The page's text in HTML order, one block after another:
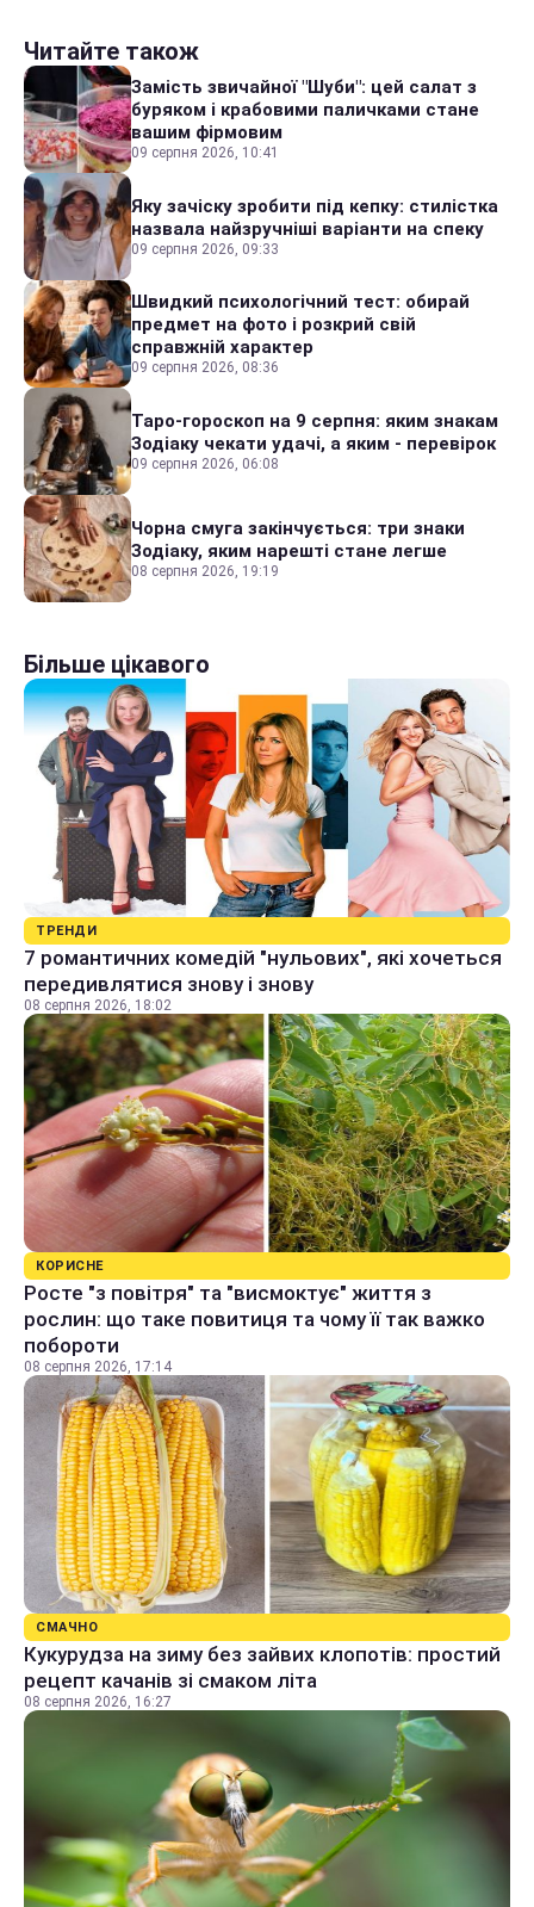
Читайте також
Замість звичайної "Шуби": цей салат з
буряком і крабовими паличками стане
вашим фірмовим
09 серпня 2026, 10:41
Яку зачіску зробити під кепку: стилістка
назвала найзручніші варіанти на спеку
09 серпня 2026, 09:33
Швидкий психологічний тест: обирай
предмет на фото і розкрий свій
справжній характер
09 серпня 2026, 08:36
Таро-гороскоп на 9 серпня: яким знакам
Зодіаку чекати удачі, а яким - перевірок
09 серпня 2026, 06:08
Чорна смуга закінчується: три знаки
Зодіаку, яким нарешті стане легше
08 серпня 2026, 19:19
Більше цікавого
ТРЕНДИ
7 романтичних комедій "нульових", які хочеться
передивлятися знову і знову
08 серпня 2026, 18:02
КОРИСНЕ
Росте "з повітря" та "висмоктує" життя з
рослин: що таке повитиця та чому її так важко
побороти
08 серпня 2026, 17:14
СМАЧНО
Кукурудза на зиму без зайвих клопотів: простий
рецепт качанів зі смаком літа
08 серпня 2026, 16:27